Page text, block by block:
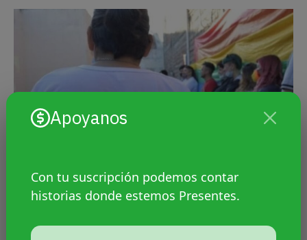
Apoyanos
Con tu suscripción podemos contar
historias donde estemos Presentes.